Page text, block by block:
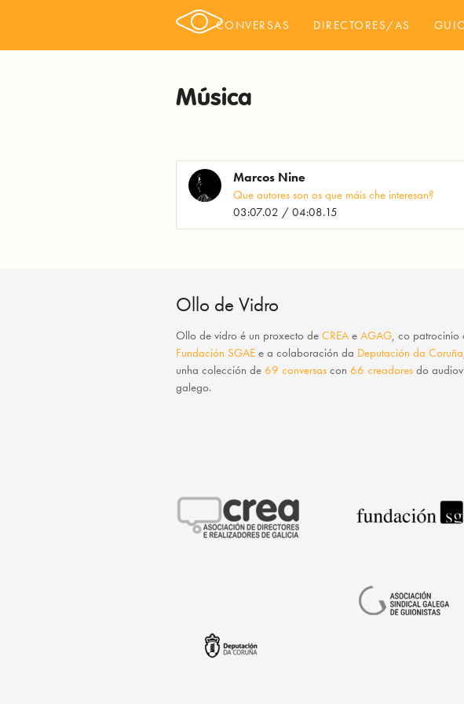
CONVERSAS DIRECTORES/AS
Música
Marcos Nine
Que autores son os que máis che interesan?
03:07.02 / 04:08.15
Ollo de Vidro
Ollo de vidro é un proxecto deCREA eAGAG, co patrocinio
Fundación SGAE e a colaboración da Deputación da Coruña
unha colección de69 conversas con66 creadores do
galego.